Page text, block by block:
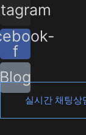
f
Blog
실시간 채팅상